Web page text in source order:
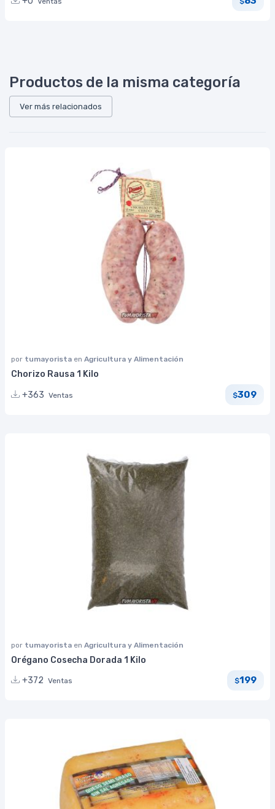
Productos de la misma categoría
Ver más relacionados
por tumayorista en Agricultura y Alimentación
Chorizo Rausa 1 Kilo
+363 Ventas $309
por tumayorista en Agricultura y Alimentación
Orégano Cosecha Dorada 1 Kilo
+372 Ventas $199